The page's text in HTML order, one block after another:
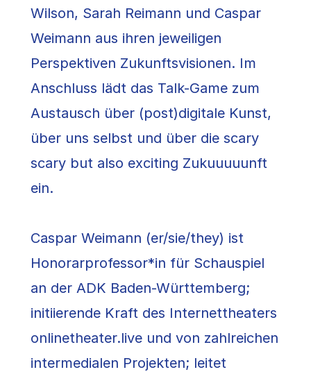
Wilson, Sarah Reimann und Caspar
Weimann aus ihren jeweiligen
Perspektiven Zukunftsvisionen. Im
Anschluss lädt das Talk-Game zum
Austausch über (post)digitale Kunst,
über uns selbst und über die scary
scary but also exciting Zukuuuuunft
ein.
Caspar Weimann (er/sie/they) ist
Honorarprofessor*in für Schauspiel
an der ADK Baden-Württemberg;
initiierende Kraft des Internettheaters
onlinetheater.live und von zahlreichen
intermedialen Projekten; leitet